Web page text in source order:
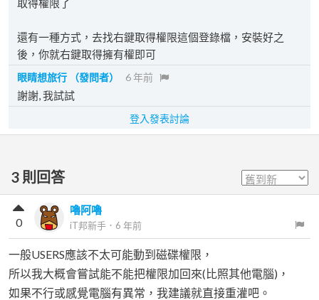
取得權限了
還有一種方式，去找右鍵取得權限這個登錄檔，安裝好之
後，你就右鍵取得擁有權即可
眼睛想旅行 （發問者） 6 年前
謝謝, 我試試
登入發表討論
3 則回答
嚕阿嚕
iT邦新手 ． 6 年前
0
一般USERS應該不太可能動到磁碟權限，
所以我大概會嘗試能不能把權限加回來(比照其他電腦)，
如果不行或感覺電腦有異常，我建議就直接重灌吧。